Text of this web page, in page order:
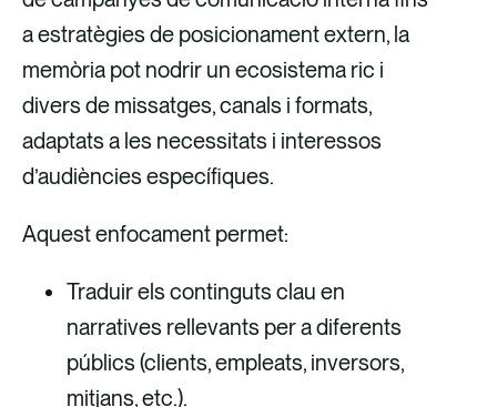
a estratègies de posicionament extern, la
memòria pot nodrir un ecosistema ric i
divers de missatges, canals i formats,
adaptats a les necessitats i interessos
d’audiències específiques.
Aquest enfocament permet:
Traduir els continguts clau en
narratives rellevants per a diferents
públics (clients, empleats, inversors,
mitjans, etc.).